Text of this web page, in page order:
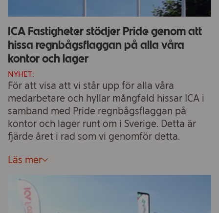
ICA Fastigheter stödjer Pride genom att
hissa regnbågsflaggan på alla våra
kontor och lager
NYHET:
För att visa att vi står upp för alla våra
medarbetare och hyllar mångfald hissar ICA i
samband med Pride regnbågsflaggan på
kontor och lager runt om i Sverige. Detta är
fjärde året i rad som vi genomför detta.
Läs mer